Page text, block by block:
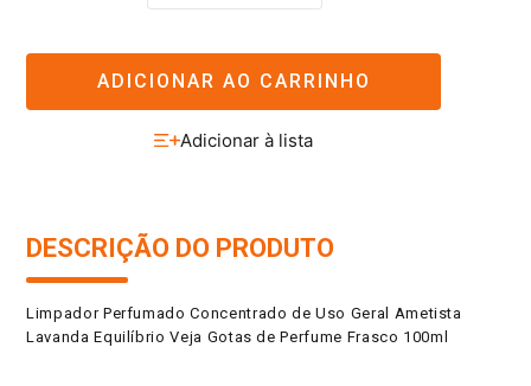
ADICIONAR AO CARRINHO
DESCRIÇÃO DO PRODUTO
Limpador Perfumado Concentrado de Uso Geral Ametista
Lavanda Equilíbrio Veja Gotas de Perfume Frasco 100ml